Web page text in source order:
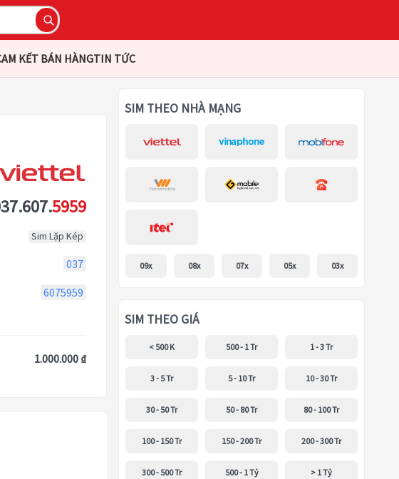
KẾT BÁN HÀNGTIN TỨC
5959
Sim Lặp Kép
037
6075959
1.000.000 ₫
SIM THEO NHÀ MẠNG
09x 08x 07x 05x 03x
SIM THEO GIÁ
< 500 K 500 - 1 Tr 1 - 3 Tr
3 - 5 Tr 5 - 10 Tr 10 - 30 Tr
30 - 50 Tr 50 - 80 Tr 80 - 100 Tr
100 - 150 Tr 150 - 200 Tr 200 - 300 Tr
300 - 500 Tr 500 - 1 Tỷ > 1 Tỷ